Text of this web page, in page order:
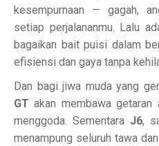
kesempurnaan — gagah,
setiap perjalananmu. Lalu
bagaikan bait puisi dalam
efisiensi dan gaya tanpa
Dan bagi jiwa muda yang
GT akan membawa getaran
menggoda. Sementara J6,
menampung seluruh tawa